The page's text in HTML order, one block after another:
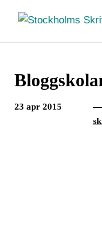
innehållet
23 apr 2015 —